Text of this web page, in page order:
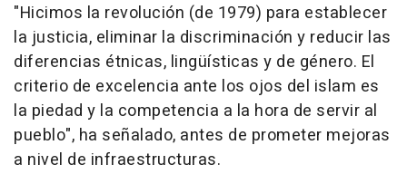
"Hicimos la revolución (de 1979) para establecer
la justicia, eliminar la discriminación y reducir las
diferencias étnicas, lingüísticas y de género. El
criterio de excelencia ante los ojos del islam es
la piedad y la competencia a la hora de servir al
pueblo", ha señalado, antes de prometer mejoras
a nivel de infraestructuras.